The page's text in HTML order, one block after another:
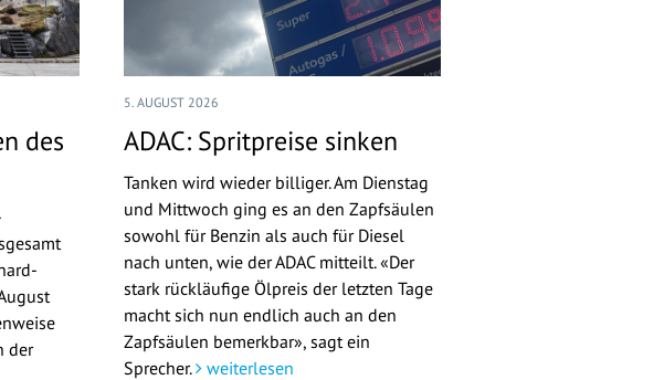
des
der
5. AUGUST 2026
ADAC: Spritpreise sinken
Tanken wird wieder billiger. Am Dienstag
und Mittwoch ging es an den Zapfsäulen
sowohl für Benzin als auch für Diesel
nach unten, wie der ADAC mitteilt. «Der
stark rückläufige Ölpreis der letzten Tage
macht sich nun endlich auch an den
Zapfsäulen bemerkbar», sagt ein
Sprecher. weiterlesen